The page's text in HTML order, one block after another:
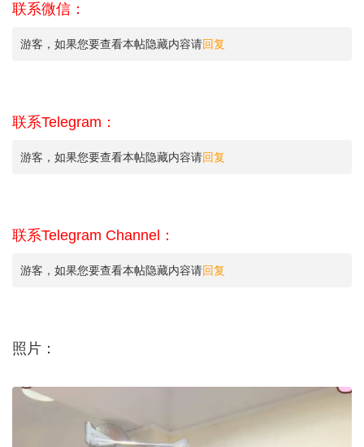
联系微信：
游客，如果您要查看本帖隐藏内容请回复
联系Telegram：
游客，如果您要查看本帖隐藏内容请回复
联系Telegram Channel：
游客，如果您要查看本帖隐藏内容请回复
照片：